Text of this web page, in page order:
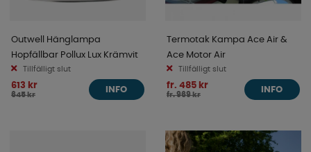
Outwell Hänglampa
Hopfällbar Pollux Lux Krämvit
Tillfälligt slut
613 kr
645 kr
INFO
Termotak Kampa Ace Air &
Ace Motor Air
Tillfälligt slut
fr. 485 kr
fr. 969 kr
INFO